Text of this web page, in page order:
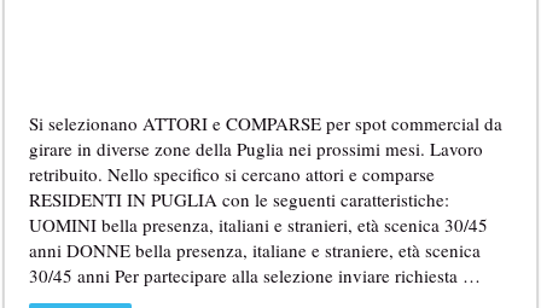
Si selezionano ATTORI e COMPARSE per spot commercial da
girare in diverse zone della Puglia nei prossimi mesi. Lavoro
retribuito. Nello specifico si cercano attori e comparse
RESIDENTI IN PUGLIA con le seguenti caratteristiche:
UOMINI bella presenza, italiani e stranieri, età scenica 30/45
anni DONNE bella presenza, italiane e straniere, età scenica
30/45 anni Per partecipare alla selezione inviare richiesta …